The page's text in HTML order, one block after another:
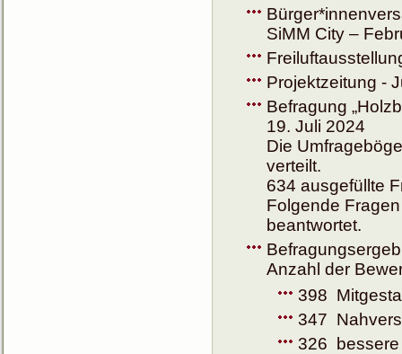
SiMM City –
Projektzeitung -
Befragung
19. Juli 2024
Die
verteilt.
634 ausgefüllte
Folgende Fragen
beantwortet.
Anzahl der
398
347
326 bessere